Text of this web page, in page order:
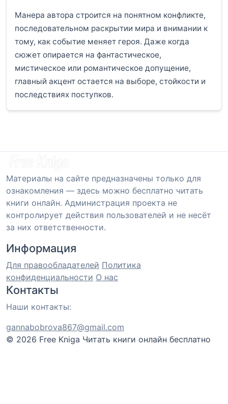
Манера автора строится на понятном конфликте,
последовательном раскрытии мира и внимании к
тому, как событие меняет героя. Даже когда
сюжет опирается на фантастическое,
мистическое или романтическое допущение,
главный акцент остается на выборе, стойкости и
последствиях поступков.
Материалы на сайте предназначены только для
ознакомления — здесь можно бесплатно читать
книги онлайн. Администрация проекта не
контролирует действия пользователей и не несёт
за них ответственности.
Информация
Для правообладателей Политика
конфиденциальности О нас
Контакты
Наши контакты:
gannabobrova867@gmail.com
© 2026 Free Kniga Читать книги онлайн бесплатно